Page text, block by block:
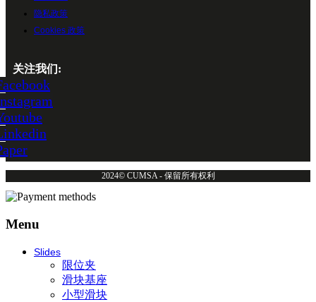
隐私政策
Cookies 政策
关注我们:
2024© CUMSA - 保留所有权利
Menu
Slides
限位夹
滑块基座
小型滑块